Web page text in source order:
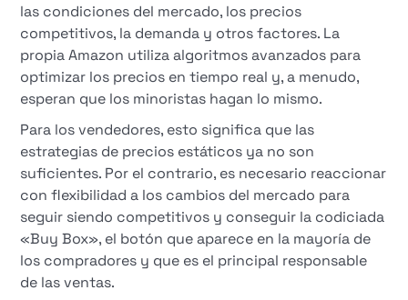
las condiciones del mercado, los precios
competitivos, la demanda y otros factores. La
propia Amazon utiliza algoritmos avanzados para
optimizar los precios en tiempo real y, a menudo,
esperan que los minoristas hagan lo mismo.
Para los vendedores, esto significa que las
estrategias de precios estáticos ya no son
suficientes. Por el contrario, es necesario reaccionar
con flexibilidad a los cambios del mercado para
seguir siendo competitivos y conseguir la codiciada
«Buy Box», el botón que aparece en la mayoría de
los compradores y que es el principal responsable
de las ventas.